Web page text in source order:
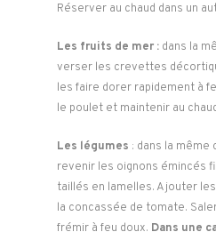
Réserver au chaud dans un
Les fruits de mer : dans la
verser les crevettes
les faire dorer rapidement à
le poulet et maintenir au
Les légumes : dans la
revenir les oignons émincés
taillés en lamelles. Ajouter
la concassée de tomate.
frémir à feu doux. Dans une